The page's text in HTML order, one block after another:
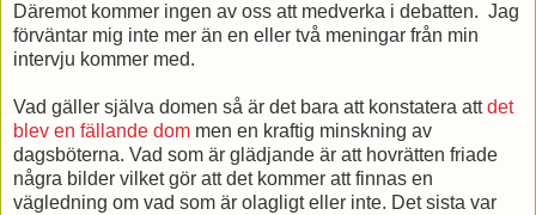
Däremot kommer ingen av oss att medverka i debatten. Jag
förväntar mig inte mer än en eller två meningar från min
intervju kommer med.
Vad gäller själva domen så är det bara att konstatera attdet
blev en fällande dom men en kraftig minskning av
dagsböterna. Vad som är glädjande är att hovrätten friade
några bilder vilket gör att det kommer att finnas en
vägledning om vad som är olagligt eller inte. Det sista var